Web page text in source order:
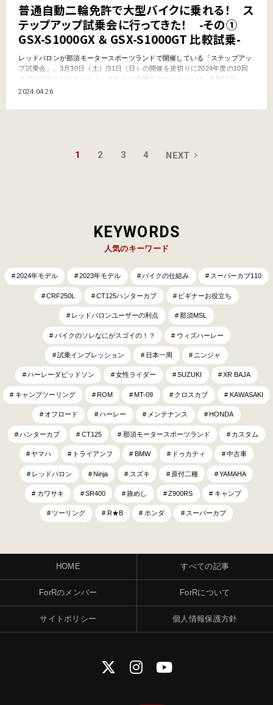
普通自動二輪免許で大型バイクに乗れる！ ス
テップアップ試乗会に行ってきた！ -その①
GSX-S1000GX ＆ GSX-S1000GT 比較試乗-
レッドバロンが那須モータースポーツランドで開催している「ステップアッ
プ試乗会」。3月30日（土）/31日（日）の開催を皮切りに2024年度の10回
のプログラムがスタート！ ちなみに今後のスケジュールは、5月18日
（土）/19日（日）、7月26日（金）、27日（土）、28日（日）、9月6日
ら、まだ「ステップアップ試乗会」に行った事が…
2024.04.26
1 2 3 4 NEXT
KEYWORDS
人気のキーワード
2024年モデル 2023年モデル バイクの仕組み スーパーカブ110
CRF250L CT125ハンターカブ ビギナーお役立ち
レッドバロンユーザーの利点 那須MSL
バイクのソレなにがスゴイの！？ ウィズハーレー
試乗インプレッション 日本一周 ニンジャ
ハーレーダビッドソン 女性ライダー SUZUKI XR BAJA
キャンプツーリング ROM MT-09 クロスカブ KAWASAKI
オフロード ハーレー メンテナンス HONDA
ハンターカブ CT125 那須モータースポーツランド カスタム
ヤマハ トライアンフ BMW ドゥカティ 中古車
レッドバロン Ninja スズキ 原付二種 YAMAHA
カワサキ SR400 旅めし Z900RS キャンプ
ツーリング R★B ホンダ スーパーカブ
HOME すべての記事
ForRのメンバー ForRについて
サイトポリシー 個人情報保護方針